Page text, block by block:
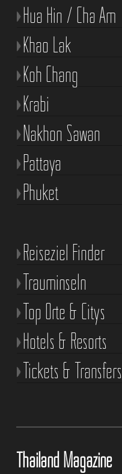
Hua Hin / Cha Am
Khao Lak
Koh Chang
Krabi
Nakhon Sawan
Pattaya
Phuket
Reiseziel Finder
Trauminseln
Top Orte & Citys
Hotels & Resorts
Tickets & Transfers
Thailand Magazine